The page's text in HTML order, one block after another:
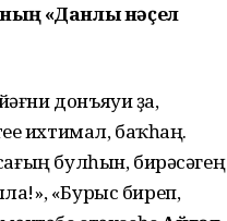
«Данлы нәҫел
донъяуи ҙа,
ихтимал, баҡһаң.
булһын, бирәсәгең
«Бурыс биреп,